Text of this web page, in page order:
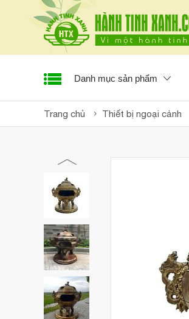
Danh mục sản phẩm
Trang chủ Thiết bị ngoại cảnh